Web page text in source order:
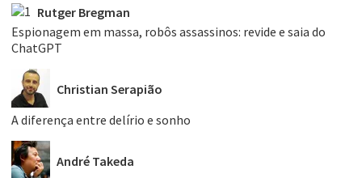
Rutger Bregman
Espionagem em massa, robôs assassinos: revide e saia do
ChatGPT
Christian Serapião
A diferença entre delírio e sonho
André Takeda